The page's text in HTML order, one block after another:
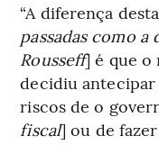
“A diferença
passadas como
Rousseff] é que o
decidiu antecipar
riscos de o
fiscal] ou de